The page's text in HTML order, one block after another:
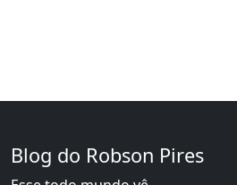
Blog do Robson Pires